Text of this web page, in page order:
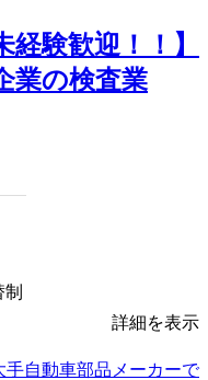
経験歓迎！！】
業の検査業
詳細を表示